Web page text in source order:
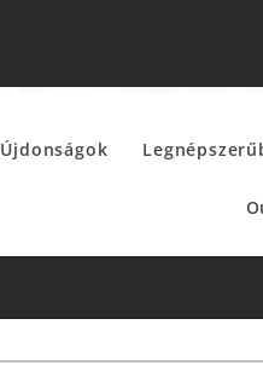
Újdonságok